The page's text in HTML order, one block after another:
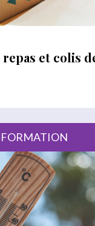
et colis